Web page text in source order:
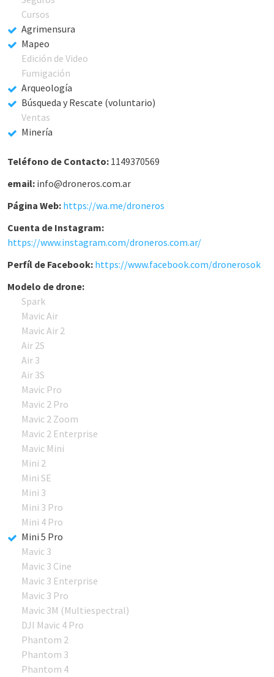
Cursos
Agrimensura
Mapeo
Edición de Video
Fumigación
Arqueología
Búsqueda y Rescate (voluntario)
Ventas
Minería
Teléfono de Contacto: 1149370569
email: info@droneros.com.ar
Página Web: https://wa.me/droneros
Cuenta de Instagram:
https://www.instagram.com/droneros.com.ar/
Perfíl de Facebook: https://www.facebook.com/dronerosok
Modelo de drone:
Spark
Mavic Air
Mavic Air 2
Air 2S
Air 3
Air 3S
Mavic Pro
Mavic 2 Pro
Mavic 2 Zoom
Mavic 2 Enterprise
Mavic Mini
Mini 2
Mini SE
Mini 3
Mini 3 Pro
Mini 4 Pro
Mini 5 Pro
Mavic 3
Mavic 3 Cine
Mavic 3 Enterprise
Mavic 3 Pro
Mavic 3M (Multiespectral)
DJI Mavic 4 Pro
Phantom 2
Phantom 3
Phantom 4